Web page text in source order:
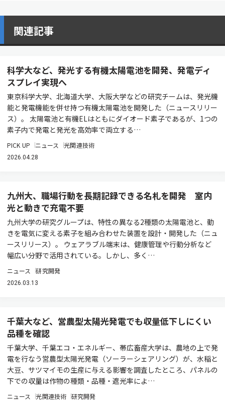
関連記事
科学大など、発光する有機太陽電池を開発、発電ディ
スプレイ実現へ
東京科学大学、北海道大学、大阪大学などの研究チームは、発光機
能と発電機能を併せ持つ有機太陽電池を開発した（ニュースリリー
ス）。 太陽電池と有機ELはともにダイオード素子であるが、1つの
素子内で発電と発光を高効率で両立する…
PICK UP ニュース 光関連技術
2026.04.28
九州大、職場行動を長期記録できる名札を開発 室内
光と動きで充電不要
九州大学の研究グループは、特性の異なる2種類の太陽電池と、動
きを電気に変える素子を組み合わせた装置を設計・開発した（ニュ
ースリリース）。 ウェアラブル端末は、健康管理や行動分析など
幅広い分野で活用されている。しかし、多く…
ニュース 研究開発
2026.03.13
千葉大など、営農型太陽光発電でも収量低下しにくい
品種を確認
千葉大学、千葉エコ・エネルギー、帯広畜産大学は、農地の上で発
電を行なう営農型太陽光発電（ソーラーシェアリング）が、水稲と
大豆、サツマイモの生産に与える影響を調査したところ、パネルの
下での収量は作物の種類・品種・遮光率によ…
ニュース 光関連技術 研究開発